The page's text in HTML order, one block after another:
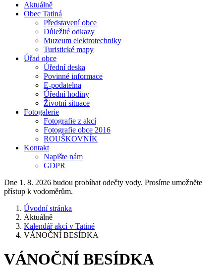
Aktuálně
Obec Tatiná
Představení obce
Důležité odkazy
Muzeum elektrotechniky
Turistické mapy
Úřad obce
Úřední deska
Povinné informace
E-podatelna
Úřední hodiny
Životní situace
Fotogalerie
Fotografie z akcí
Fotografie obce 2016
ROUŠKOVNÍK
Kontakt
Napište nám
GDPR
Dne 1. 8. 2026 budou probíhat odečty vody. Prosíme umožněte
přístup k vodoměrům.
Úvodní stránka
Aktuálně
Kalendář akcí v Tatiné
VÁNOČNÍ BESÍDKA
VÁNOČNÍ BESÍDKA